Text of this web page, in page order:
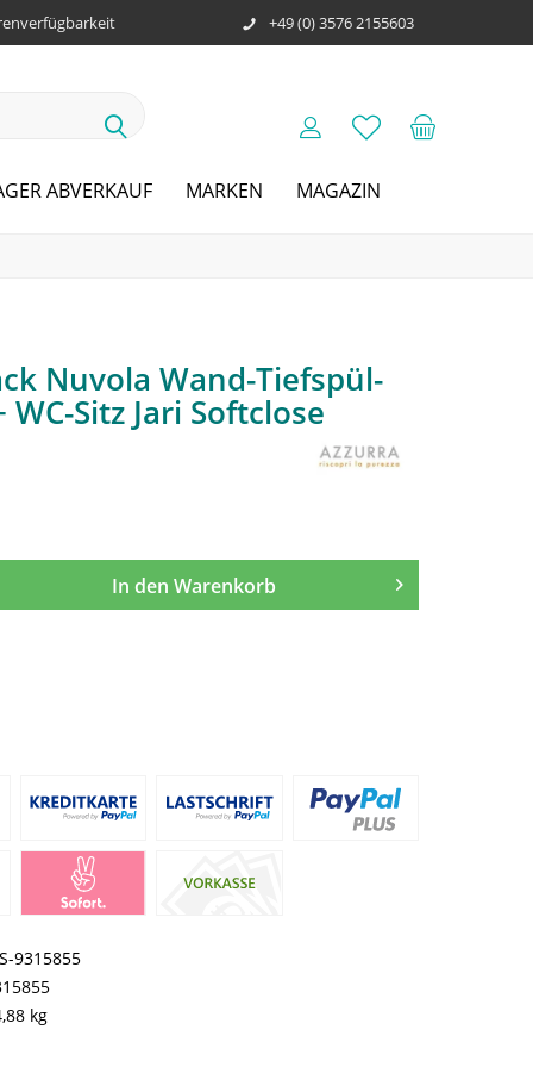
+49 (0) 3576 2155603
ABVERKAUF MARKEN MAGAZIN
Nuvola Wand-Tiefspül-
Sitz Jari Softclose
In den Warenkorb
9315855
kg